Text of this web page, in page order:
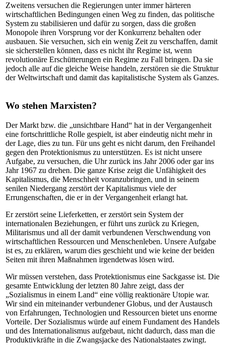
Zweitens versuchen die Regierungen unter immer härteren
wirtschaftlichen Bedingungen einen Weg zu finden, das politische
System zu stabilisieren und dafür zu sorgen, dass die großen
Monopole ihren Vorsprung vor der Konkurrenz behalten oder
ausbauen. Sie versuchen, sich ein wenig Zeit zu verschaffen, damit
sie sicherstellen können, dass es nicht ihr Regime ist, wenn
revolutionäre Erschütterungen ein Regime zu Fall bringen. Da sie
jedoch alle auf die gleiche Weise handeln, zerstören sie die Struktur
der Weltwirtschaft und damit das kapitalistische System als Ganzes.
Wo stehen Marxisten?
Der Markt bzw. die „unsichtbare Hand“ hat in der Vergangenheit
eine fortschrittliche Rolle gespielt, ist aber eindeutig nicht mehr in
der Lage, dies zu tun. Für uns geht es nicht darum, den Freihandel
gegen den Protektionismus zu unterstützen. Es ist nicht unsere
Aufgabe, zu versuchen, die Uhr zurück ins Jahr 2006 oder gar ins
Jahr 1967 zu drehen. Die ganze Krise zeigt die Unfähigkeit des
Kapitalismus, die Menschheit voranzubringen, und in seinem
senilen Niedergang zerstört der Kapitalismus viele der
Errungenschaften, die er in der Vergangenheit erlangt hat.
Er zerstört seine Lieferketten, er zerstört sein System der
internationalen Beziehungen, er führt uns zurück zu Kriegen,
Militarismus und all der damit verbundenen Verschwendung von
wirtschaftlichen Ressourcen und Menschenleben. Unsere Aufgabe
ist es, zu erklären, warum dies geschieht und wie keine der beiden
Seiten mit ihren Maßnahmen irgendetwas lösen wird.
Wir müssen verstehen, dass Protektionismus eine Sackgasse ist. Die
gesamte Entwicklung der letzten 80 Jahre zeigt, dass der
„Sozialismus in einem Land“ eine völlig reaktionäre Utopie war.
Wir sind ein miteinander verbundener Globus, und der Austausch
von Erfahrungen, Technologien und Ressourcen bietet uns enorme
Vorteile. Der Sozialismus würde auf einem Fundament des Handels
und des Internationalismus aufgebaut, nicht dadurch, dass man die
Produktivkräfte in die Zwangsjacke des Nationalstaates zwingt.